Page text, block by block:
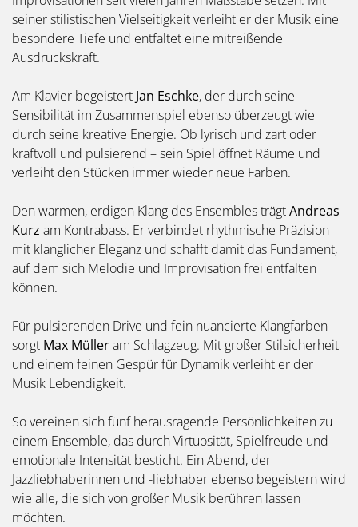
seiner stilistischen Vielseitigkeit verleiht er der Musik eine
besondere Tiefe und entfaltet eine mitreißende
Ausdruckskraft.
Am Klavier begeistert Jan Eschke, der durch seine
Sensibilität im Zusammenspiel ebenso überzeugt wie
durch seine kreative Energie. Ob lyrisch und zart oder
kraftvoll und pulsierend – sein Spiel öffnet Räume und
verleiht den Stücken immer wieder neue Farben.
Den warmen, erdigen Klang des Ensembles trägtAndreas
Kurz am Kontrabass. Er verbindet rhythmische Präzision
mit klanglicher Eleganz und schafft damit das Fundament,
auf dem sich Melodie und Improvisation frei entfalten
können.
Für pulsierenden Drive und fein nuancierte Klangfarben
sorgt Max Mülleram Schlagzeug. Mit großer Stilsicherheit
und einem feinen Gespür für Dynamik verleiht er der
Musik Lebendigkeit.
So vereinen sich fünf herausragende Persönlichkeiten zu
einem Ensemble, das durch Virtuosität, Spielfreude und
emotionale Intensität besticht. Ein Abend, der
Jazzliebhaberinnen und -liebhaber ebenso begeistern wird
wie alle, die sich von großer Musik berühren lassen
möchten.